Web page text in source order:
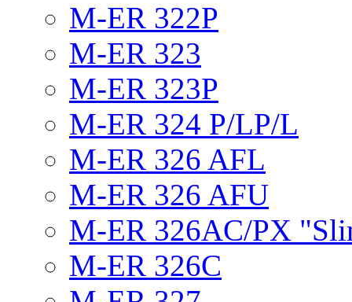
M-ER 322P
M-ER 323
M-ER 323P
M-ER 324 P/LP/L
M-ER 326 AFL
M-ER 326 AFU
M-ER 326AC/PX
M-ER 326C